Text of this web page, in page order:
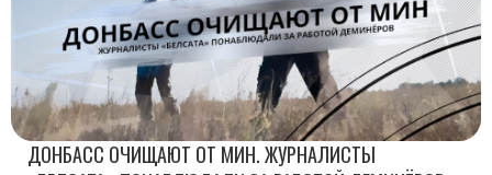
ДОНБАСС ОЧИЩАЮТ ОТ МИН. ЖУРНАЛИСТЫ